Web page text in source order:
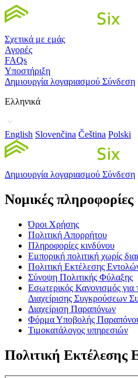
Σχετικά με εμάς
Αγορές
FAQs
Υποστήριξη
Δημιουργία λογαριασμού Σύνδεση
Ελληνικά
English Slovenčina Čeština Polski
Δημιουργία λογαριασμού Σύνδεση
Νομικές πληροφορίες
Όροι Χρήσης
Πολιτική Απορρήτου
Πληροφορίες κινδύνου
Εμπορική πολιτική χωρίς
Πολιτική Εκτέλεσης
Σύνοψη Πολιτικής Φύλαξης
Εσωτερικός Κανονισμός
Διαχείρισης Συγκρούσεων
Διαχείριση Παραπόνων
Φόρμα Υποβολής
Τιμοκατάλογος υπηρεσιών
Πολιτική Εκτέλεσης